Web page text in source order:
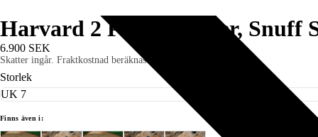
Harvard 2 Penny Loafer, Snuff
6.900 SEK
Skatter ingår. Fraktkostnad beräknas i kassan.
Storlek
Finns även i: